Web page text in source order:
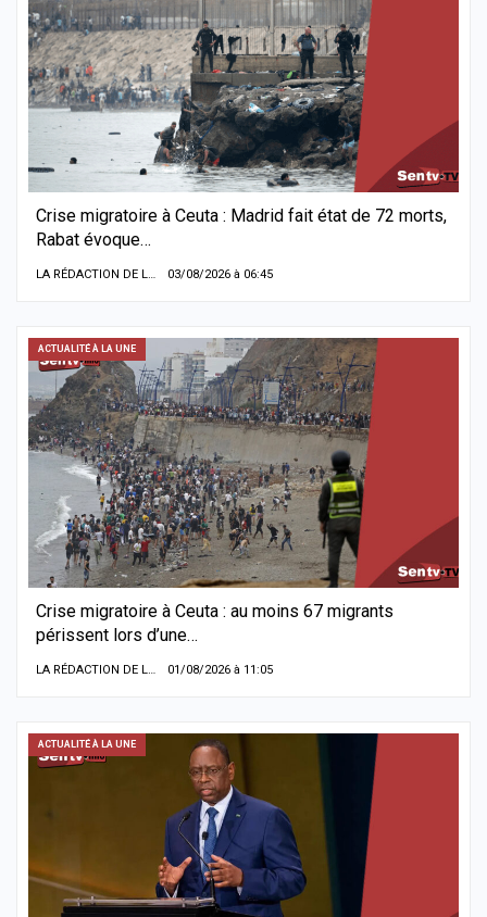
Crise migratoire à Ceuta : Madrid fait état de 72 morts,
Rabat évoque…
LA RÉDACTION DE LA SENTV.INFO 03/08/2026 à 06:45
ACTUALITÉ À LA UNE
Crise migratoire à Ceuta : au moins 67 migrants
périssent lors d’une…
LA RÉDACTION DE LA SENTV.INFO 01/08/2026 à 11:05
ACTUALITÉ À LA UNE